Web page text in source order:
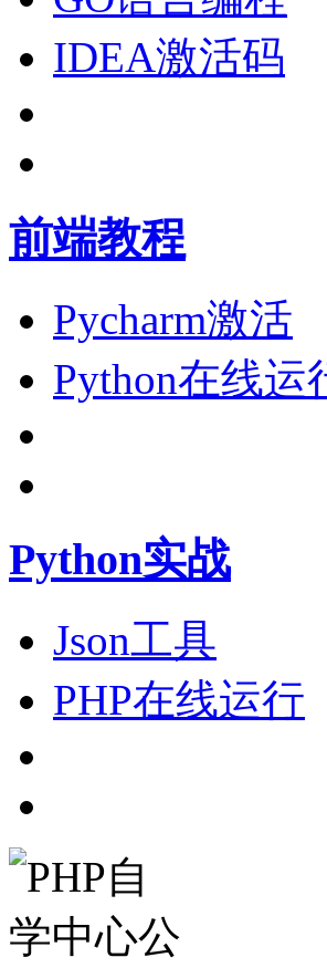
IDEA激活码
前端教程
Pycharm激活
Python在线运
Python实战
Json工具
PHP在线运行